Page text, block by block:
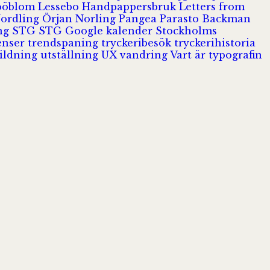
Lessebo Handpappersbruk Letters from
Örjan Norling Pangea Parasto Backman
STG STG Google kalender Stockholms
trendspaning tryckeribesök tryckerihistoria
utställning UXvandring Vart är typografin